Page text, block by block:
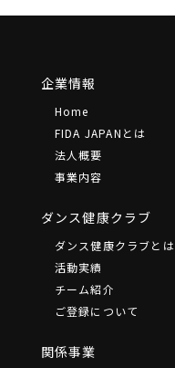
企業情報
Home
FIDA JAPANとは
法⼈概要
事業内容
ダンス健康クラブ
ダンス健康クラブとは
活動実績
チーム紹介
ご登録について
関係事業